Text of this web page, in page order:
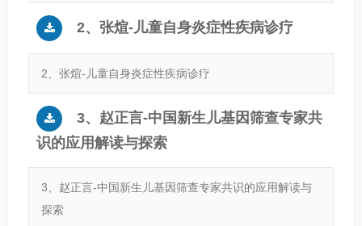
2、张煊-儿童自身炎症性疾病诊疗
2、张煊-儿童自身炎症性疾病诊疗
3、赵正言-中国新生儿基因筛查专家共
识的应用解读与探索
3、赵正言-中国新生儿基因筛查专家共识的应用解读与
探索